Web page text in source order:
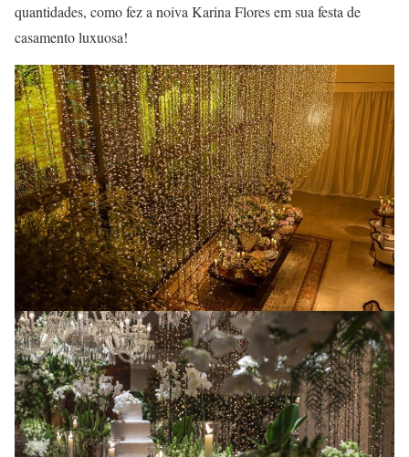
quantidades, como fez a noiva Karina Flores em sua festa de
casamento luxuosa!